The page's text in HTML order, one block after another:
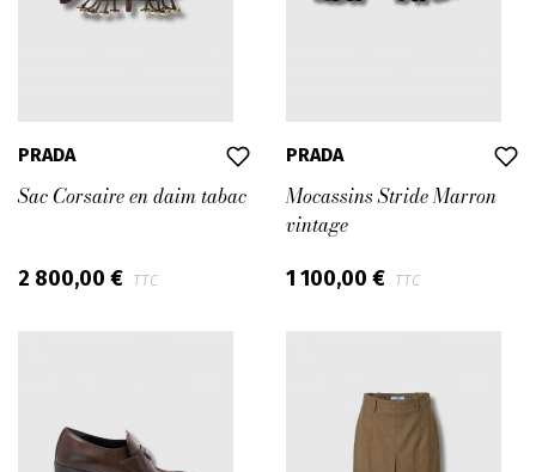
PRADA
Sac Corsaire en daim tabac
2 800,00 € TTC
PRADA
Mocassins Stride Marron
vintage
1 100,00 € TTC